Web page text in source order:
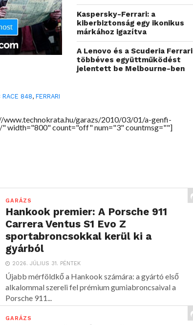
Kaspersky-Ferrari: a
kiberbiztonság egy ikonikus
márkához igazítva
A Lenovo és a Scuderia Ferrari
többéves együttműködést
jelentett be Melbourne-ben
RACE 848,FERRARI
garazs/2010/03/01/a-genfi-
" width="800" count="off" num="3" countmsg=""]
GARÁZS
Hankook premier: A Porsche 911
Carrera Ventus S1 Evo Z
sportabroncsokkal kerül ki a
gyárból
2026. JÚLIUS 31. PÉNTEK
Újabb mérföldkő a Hankook számára: a gyártó első
alkalommal szereli fel prémium gumiabroncsaival a
Porsche 911...
GARÁZS